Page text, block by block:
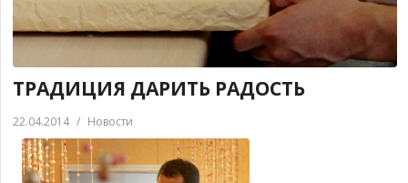
ТРАДИЦИЯ ДАРИТЬ РАДОСТЬ
22.04.2014 / Новости